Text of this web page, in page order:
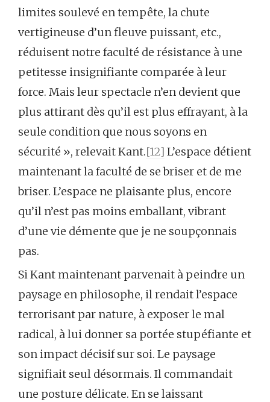
limites soulevé en tempête, la chute
vertigineuse d’un fleuve puissant, etc.,
réduisent notre faculté de résistance à une
petitesse insignifiante comparée à leur
force. Mais leur spectacle n’en devient que
plus attirant dès qu’il est plus effrayant, à la
seule condition que nous soyons en
sécurité », relevait Kant.[12] L’espace détient
maintenant la faculté de se briser et de me
briser. L’espace ne plaisante plus, encore
qu’il n’est pas moins emballant, vibrant
d’une vie démente que je ne soupçonnais
pas.
Si Kant maintenant parvenait à peindre un
paysage en philosophe, il rendait l’espace
terrorisant par nature, à exposer le mal
radical, à lui donner sa portée stupéfiante et
son impact décisif sur soi. Le paysage
signifiait seul désormais. Il commandait
une posture délicate. En se laissant